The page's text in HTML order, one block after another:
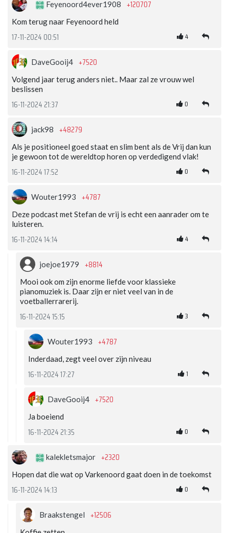
Feyenoord4ever1908 +120707
Kom terug naar Feyenoord held
17-11-2024 00:51 4
DaveGooij4 +7520
Volgend jaar terug anders niet.. Maar zal ze vrouw wel
beslissen
16-11-2024 21:37 0
jack98 +48279
Als je positioneel goed staat en slim bent als de Vrij dan kun
je gewoon tot de wereldtop horen op verdedigend vlak!
16-11-2024 17:52 0
Wouter1993 +4787
Deze podcast met Stefan de vrij is echt een aanrader om te
luisteren.
16-11-2024 14:14 4
joejoe1979 +8814
Mooi ook om zijn enorme liefde voor klassieke
pianomuziek is. Daar zijn er niet veel van in de
voetballerrarerij.
16-11-2024 15:15 3
Wouter1993 +4787
Inderdaad, zegt veel over zijn niveau
16-11-2024 17:27 1
DaveGooij4 +7520
Ja boeiend
16-11-2024 21:35 0
kalekletsmajor +2320
Hopen dat die wat op Varkenoord gaat doen in de toekomst
16-11-2024 14:13 0
Braakstengel +12506